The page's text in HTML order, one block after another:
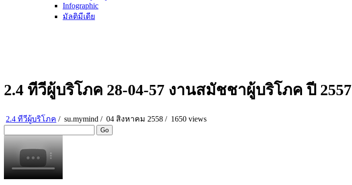
Infographic
มัลติมีเดีย
2.4 ทีวีผู้บริโภค 28-04-57 งานสมัชชาผู้บริโภค ปี 2557
2.4 ทีวีผู้บริโภค / su.mymind / 04 สิงหาคม 2558 / 1650 views
Go